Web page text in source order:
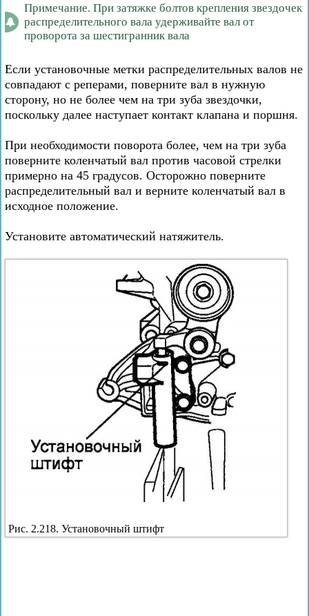
Примечание. При затяжке болтов крепления звездочек
распределительного вала удерживайте вал от
проворота за шестигранник вала
Если установочные метки распределительных валов не
совпадают с реперами, поверните вал в нужную
сторону, но не более чем на три зуба звездочки,
поскольку далее наступает контакт клапана и поршня.
При необходимости поворота более, чем на три зуба
поверните коленчатый вал против часовой стрелки
примерно на 45 градусов. Осторожно поверните
распределительный вал и верните коленчатый вал в
исходное положение.
Установите автоматический натяжитель.
Рис. 2.218. Установочный штифт